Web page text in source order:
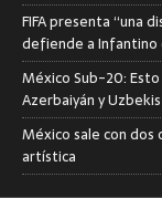
FIFA presenta “una
defiende a Infantino
México Sub-20:
Azerbaiyán y
México sale con dos
artística